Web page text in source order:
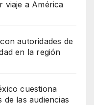
viaje a América
autoridades de
en la región
cuestiona
de las audiencias